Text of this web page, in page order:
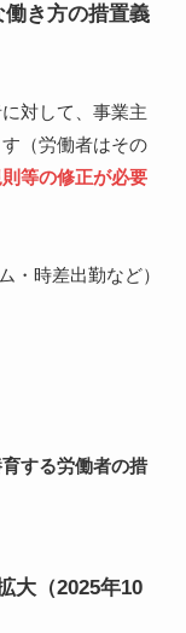
働き方の措置義
対して、事業主
（労働者はその
等の修正が必要
・時差出勤など）
する労働者の措
大（2025年10